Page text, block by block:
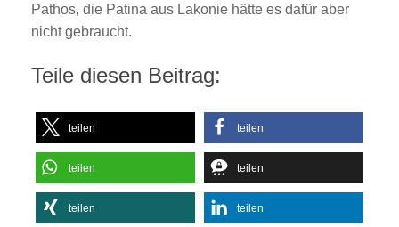
Pathos, die Patina aus Lakonie hätte es dafür aber
nicht gebraucht.
Teile diesen Beitrag:
teilen teilen
teilen teilen
teilen teilen